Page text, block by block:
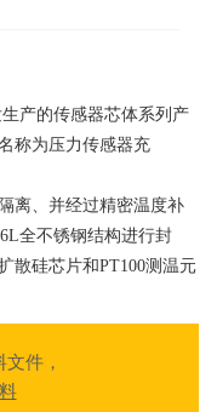
产的传感器芯体系列产
称为压力传感器充
离、并经过精密温度补
全不锈钢结构进行封
散硅芯片和PT100测温元
件，